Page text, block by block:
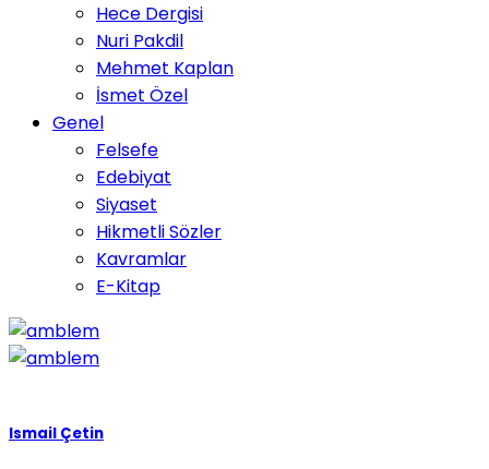
Hece Dergisi
Nuri Pakdil
Mehmet Kaplan
İsmet Özel
Genel
Felsefe
Edebiyat
Siyaset
Hikmetli Sözler
Kavramlar
E-Kitap
Ismail Çetin